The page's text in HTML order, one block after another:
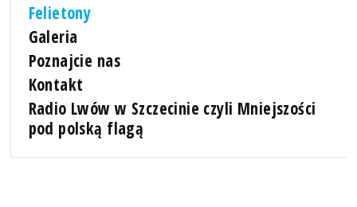
Felietony
Galeria
Poznajcie nas
Kontakt
Radio Lwów w Szczecinie czyli Mniejszości
pod polską flagą